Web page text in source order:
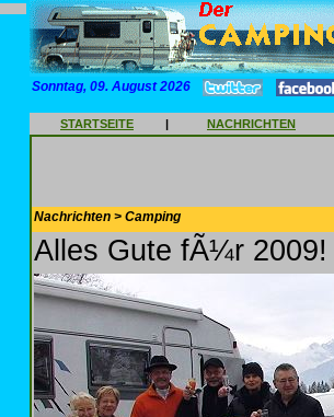
Sonntag, 09. August 2026
STARTSEITE | NACHRICHTEN
Nachrichten > Camping
Alles Gute fÃ¼r 2009!